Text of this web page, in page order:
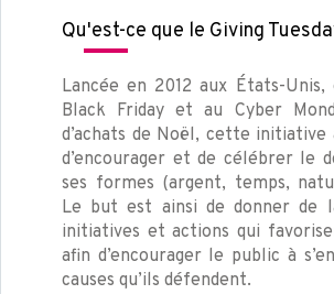
Qu'est-ce que le Giving
Lancée en 2012 aux États-
Black Friday et au Cyber
d’achats de Noël, cette
d’encourager et de célébrer le
ses formes (argent, temps,
Le but est ainsi de donner de
initiatives et actions qui
afin d’encourager le public à
causes qu’ils défendent.